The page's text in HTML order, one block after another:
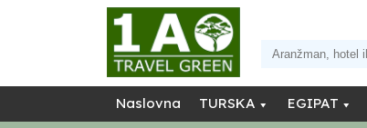
Naslovna TURSKA EGIPAT